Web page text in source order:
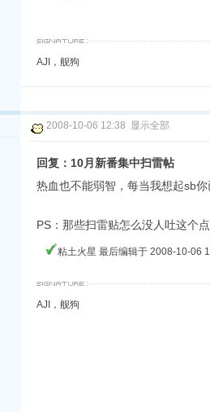
AJI，舰狗
2008-10-06 12:38 显示全部
回复：10月新番集中扫雷帖
热血也不能弱智，每当我想起sb
PS：那些扫雷贴怎么没人吐这个
粘土火星 最后编辑于 2008-10-06
AJI，舰狗